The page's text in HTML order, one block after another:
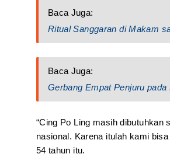
Baca Juga:
Ritual Sanggaran di Makam
Baca Juga:
Gerbang Empat Penjuru
“Cing Po Ling masih dibutuhkan
nasional. Karena itulah kami
54 tahun itu.